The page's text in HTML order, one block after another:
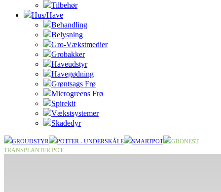
Tilbehør
Hus/Have
Behandling
Belysning
Gro-Vækstmedier
Grobakker
Haveudstyr
Havegødning
Grøntsags Frø
Microgreens Frø
Spirekit
Vækstsystemer
Skadedyr
GROUDSTYR POTTER - UNDERSKÅLE SMARTPOT
GRONEST
TRANSPLANTER POT